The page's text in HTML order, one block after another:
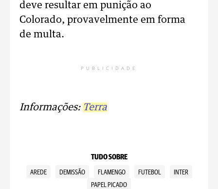
deve resultar em punição ao
Colorado, provavelmente em forma
de multa.
PUBLICIDADE
Informações: Terra
TUDO SOBRE
AREDE DEMISSÃO FLAMENGO FUTEBOL
INTER
PAPEL PICADO